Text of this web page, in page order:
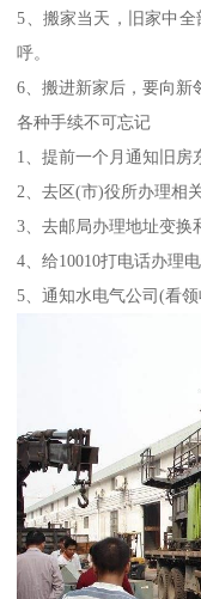
5、搬家当天，旧家中
呼。
6、搬进新家后，要向新
各种手续不可忘记
1、提前一个月通知旧房
2、去区(市)役所办理相
3、去邮局办理地址变换
4、给10010打电话办理
5、通知水电气公司(看